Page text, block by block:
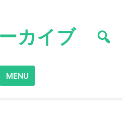
カイブ
Search
for:
MENU